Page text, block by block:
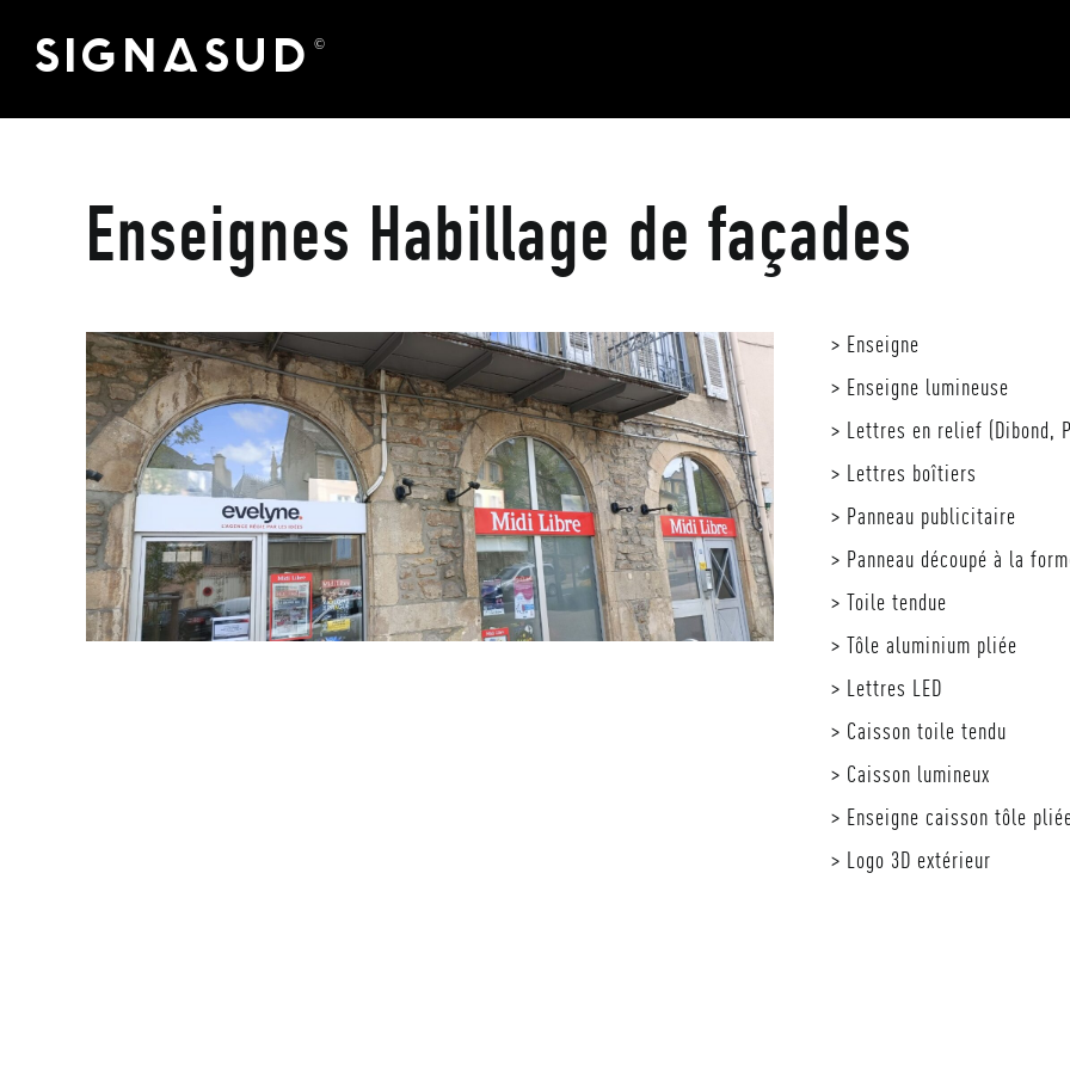
SIGNASUD ©
NOS SOLUTIONS
NOS SERVICES
NOTRE ACTU
CONTACT
Enseignes Habillage de façades
> Enseigne
> Enseigne lumineuse
> Lettres en relief (Dibond,
> Lettres boîtiers
> Panneau publicitaire
> Panneau découpé à la
> Toile tendue
> Tôle aluminium pliée
> Lettres LED
> Caisson toile tendu
> Caisson lumineux
> Enseigne caisson tôle
> Logo 3D extérieur